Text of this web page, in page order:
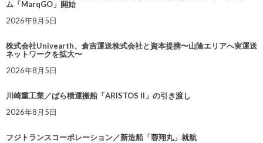
ム「MarqGO」開始
2026年8月5日
株式会社Univearth、倉吉運送株式会社と資本提携〜山陰エリアへ実運送
ネットワークを拡大〜
2026年8月5日
川崎重工業／ばら積運搬船「ARISTOS II」の引き渡し
2026年8月5日
フジトランスコーポレーション／新造船「蓉翔丸」就航